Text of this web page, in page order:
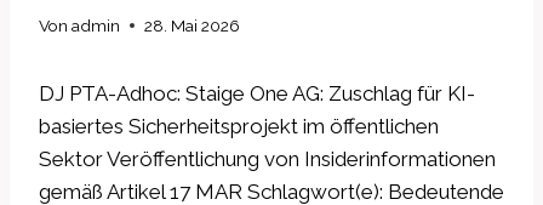
Von admin 28. Mai 2026
DJ PTA-Adhoc: Staige One AG: Zuschlag für KI-
basiertes Sicherheitsprojekt im öffentlichen
Sektor Veröffentlichung von Insiderinformationen
gemäß Artikel 17 MAR Schlagwort(e): Bedeutende